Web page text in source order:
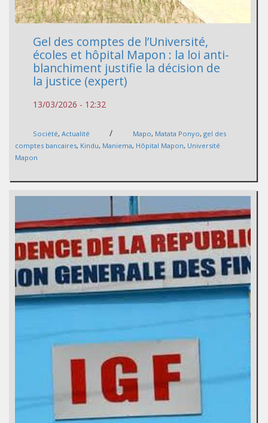
Gel des comptes de l’Université,
écoles et hôpital Mapon : la loi anti-
blanchiment justifie la décision de
la justice (expert)
13/03/2026 - 12:32
Société, Actualité / Mapo, Matata Ponyo, gel des
comptes bancaires, Kindu, Maniema, Hôpital Mapon, Université
Mapon